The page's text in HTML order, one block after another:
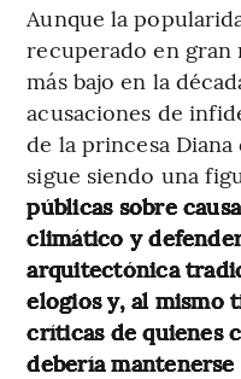
Aunque la
recuperado en gran
más bajo en la
acusaciones de
de la princesa
sigue siendo una
públicas sobre
climático y
arquitectónica
elogios y, al mismo
críticas de quienes
debería